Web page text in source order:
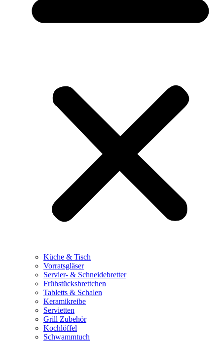
Küche & Tisch
Vorratsgläser
Servier- & Schneidebretter
Frühstücksbrettchen
Tabletts & Schalen
Keramikreibe
Servietten
Grill Zubehör
Kochlöffel
Schwammtuch